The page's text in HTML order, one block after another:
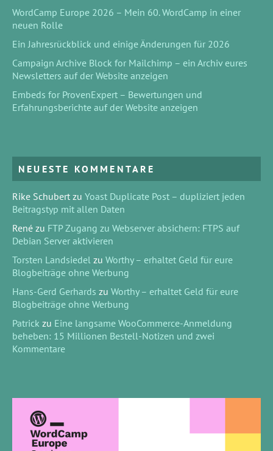
WordCamp Europe 2026 – Mein 60. WordCamp in einer
neuen Rolle
Ein Jahresrückblick und einige Änderungen für 2026
Campaign Archive Block for Mailchimp – ein Archiv eures
Newsletters auf der Website anzeigen
Embeds for ProvenExpert – Bewertungen und
Erfahrungsberichte auf der Website anzeigen
NEUESTE KOMMENTARE
Rike Schubert zu Yoast Duplicate Post – dupliziert jeden
Beitragstyp mit allen Daten
René zu FTP Zugang zu Webserver absichern: FTPS auf
Debian Server aktivieren
Torsten Landsiedel zu Worthy – erhaltet Geld für eure
Blogbeiträge ohne Werbung
Hans-Gerd Gerhards zu Worthy – erhaltet Geld für eure
Blogbeiträge ohne Werbung
Patrick zu Eine langsame WooCommerce-Anmeldung
beheben: 15 Millionen Bestell-Notizen und zwei
Kommentare